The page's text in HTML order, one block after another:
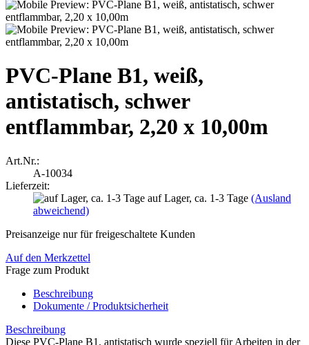
PVC-Plane B1, weiß,
antistatisch, schwer
entflammbar, 2,20 x 10,00m
Art.Nr.:
A-10034
Lieferzeit:
auf Lager, ca. 1-3 Tage (Ausland
abweichend)
Preisanzeige nur für freigeschaltete Kunden
Auf den Merkzettel
Frage zum Produkt
Beschreibung
Dokumente / Produktsicherheit
Beschreibung
Diese PVC-Plane B1, antistatisch wurde speziell für Arbeiten in der